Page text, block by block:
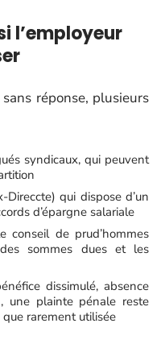
l’employeur
réponse, plusieurs
syndicaux, qui peuvent
qui dispose d’un
d’épargne salariale
conseil de prud’hommes
sommes dues et les
dissimulé, absence
une plainte pénale reste
rarement utilisée